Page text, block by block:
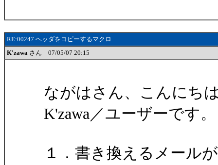
RE:00247 ヘッダをコピーするマクロ
K'zawa さん 07/05/07 20:15
ながはさん、こんにち
K'zawa／ユーザーです。
１．書き換えるメール